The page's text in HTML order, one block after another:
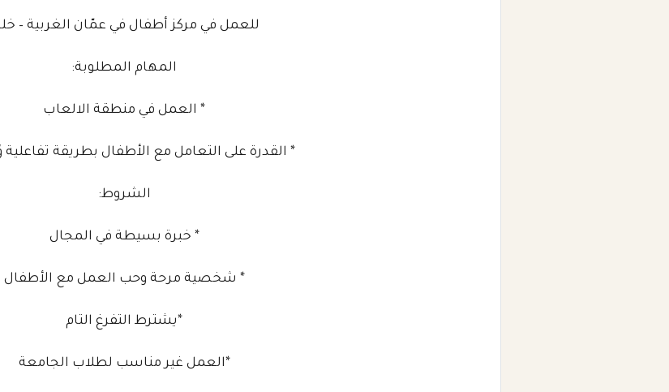
للعمل في مركز أطفال في عمّان الغربية –
المهام المطلوبة:
* العمل في منطقة الالعاب
* القدرة على التعامل مع الأطفال بطريقة تفاعلية
الشروط:
* خبرة بسيطة في المجال
* شخصية مرحة وحب العمل مع الأطفال
*يشترط التفرغ التام
*العمل غير مناسب لطلاب الجامعة